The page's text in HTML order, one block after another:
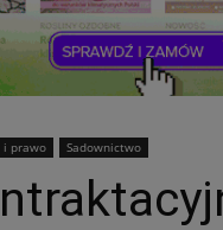
i prawo Sadownictwo